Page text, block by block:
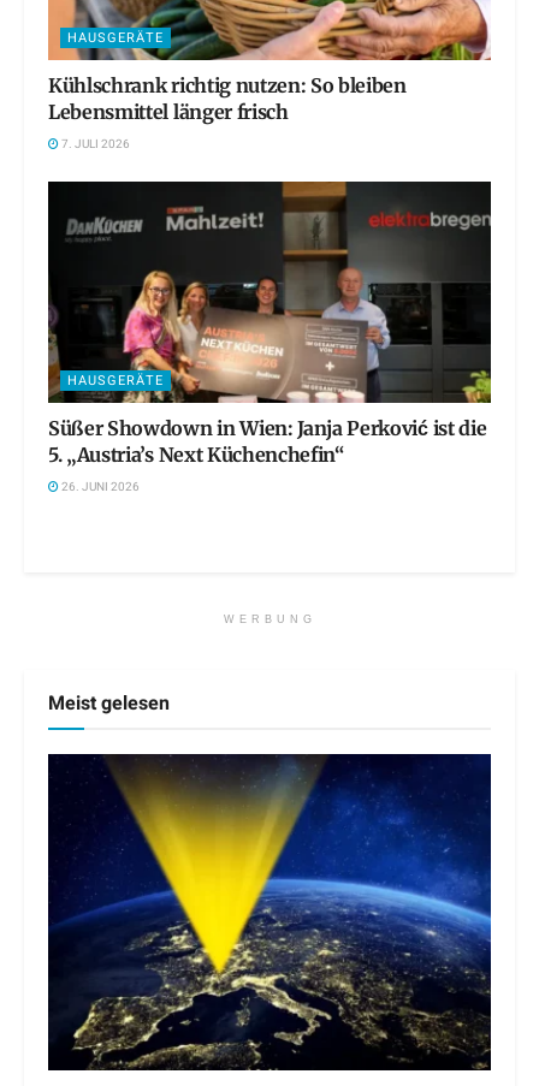
HAUSGERÄTE
Kühlschrank richtig nutzen: So bleiben
Lebensmittel länger frisch
7. JULI 2026
HAUSGERÄTE
Süßer Showdown in Wien: Janja Perković ist die
5. „Austria’s Next Küchenchefin“
26. JUNI 2026
WERBUNG
Meist gelesen